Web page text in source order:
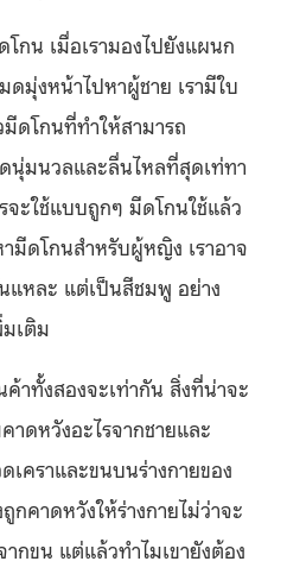
กน เมื่อเรามองไปยังแผนก
มุ่งหน้าไปหาผู้ชาย เรามีใบ
ดโกนที่ทำให้สามารถ
นุ่มนวลและลื่นไหลที่สุดเท่ทา
จะใช้แบบถูกๆ มีดโกนใช้แล้ว
มีดโกนสำหรับผู้หญิง เราอาจ
แหละ แต่เป็นสีชมพู อย่าง
เติม
าทั้งสองจะเท่ากัน สิ่งที่น่าจะ
าดหวังอะไรจากชายและ
คราและขนบนร่างกายของ
คาดหวังให้ร่างกายไม่ว่าจะ
กขน แต่แล้วทำไมเขายังต้อง